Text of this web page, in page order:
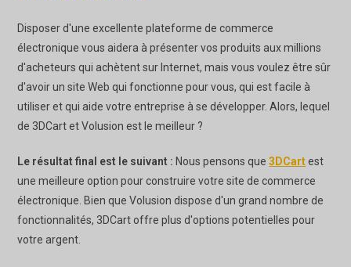
Disposer d'une excellente plateforme de commerce
électronique vous aidera à présenter vos produits aux millions
d'acheteurs qui achètent sur Internet, mais vous voulez être sûr
d'avoir un site Web qui fonctionne pour vous, qui est facile à
utiliser et qui aide votre entreprise à se développer. Alors, lequel
de 3DCart et Volusion est le meilleur ?
Le résultat final est le suivant : Nous pensons que3DCartest
une meilleure option pour construire votre site de commerce
électronique. Bien que Volusion dispose d'un grand nombre de
fonctionnalités, 3DCart offre plus d'options potentielles pour
votre argent.